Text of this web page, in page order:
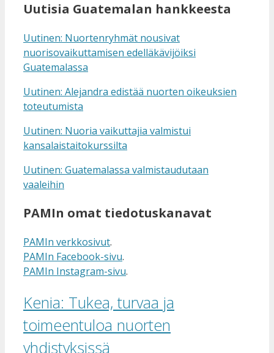
Uutisia Guatemalan hankkeesta
Uutinen: Nuortenryhmät nousivat
nuorisovaikuttamisen edelläkävijöiksi
Guatemalassa
Uutinen: Alejandra edistää nuorten oikeuksien
toteutumista
Uutinen: Nuoria vaikuttajia valmistui
kansalaistaitokurssilta
Uutinen: Guatemalassa valmistaudutaan
vaaleihin
PAMIn omat tiedotuskanavat
PAMIn verkkosivut.
PAMIn Facebook-sivu.
PAMIn Instagram-sivu.
Kenia: Tukea, turvaa ja
toimeentuloa nuorten
yhdistyksissä